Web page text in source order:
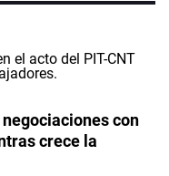
con
crece la